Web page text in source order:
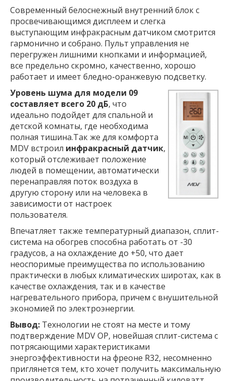
Современный белоснежный внутренний блок с
просвечивающимся дисплеем и слегка
выступающим инфракрасным датчиком смотрится
гармонично и собрано. Пульт управления не
перегружен лишними кнопками и информацией,
все предельно скромно, качественно, хорошо
работает и имеет бледно-оранжевую подсветку.
Уровень шума для модели 09
составляет всего 20 дБ, что
идеально подойдет для спальной и
детской комнаты, где необходима
полная тишина.Так же для комфорта
MDV встроил инфракрасный датчик,
который отслеживает положение
людей в помещении, автоматически
перенаправляя поток воздуха в
другую сторону или на человека в
зависимости от настроек
пользователя.
Впечатляет также температурный диапазон, сплит-
система на обогрев способна работать от -30
градусов, а на охлаждение до +50, что дает
неоспоримые преимущества по использованию
практически в любых климатических широтах, как в
качестве охлаждения, так и в качестве
нагревательного прибора, причем с внушительной
экономией по электроэнергии.
Вывод: Технологии не стоят на месте и тому
подтверждение MDV OP, новейшая сплит-система с
потрясающими характеристиками
энергоэффективности на фреоне R32, несомненно
приглянется тем, кто хочет получить максимальную